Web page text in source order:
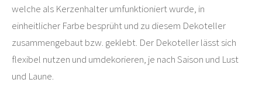
welche als Kerzenhalter umfunktioniert wurde, in
einheitlicher Farbe besprüht und zu diesem Dekoteller
zusammengebaut bzw. geklebt. Der Dekoteller lässt sich
flexibel nutzen und umdekorieren, je nach Saison und Lust
und Laune.